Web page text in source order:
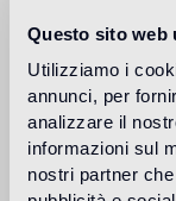
Questo sito web
Utilizziamo i
annunci, per
analizzare il
informazioni sul
nostri partner
Utilisation
alto traffico in
commerciali